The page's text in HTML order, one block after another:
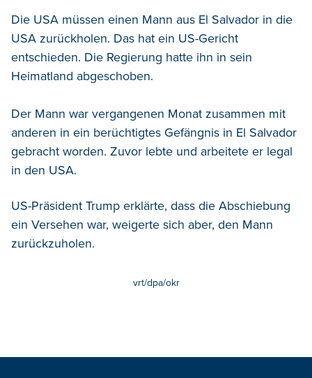
Die USA müssen einen Mann aus El Salvador in die
USA zurückholen. Das hat ein US-Gericht
entschieden. Die Regierung hatte ihn in sein
Heimatland abgeschoben.
Der Mann war vergangenen Monat zusammen mit
anderen in ein berüchtigtes Gefängnis in El Salvador
gebracht worden. Zuvor lebte und arbeitete er legal
in den USA.
US-Präsident Trump erklärte, dass die Abschiebung
ein Versehen war, weigerte sich aber, den Mann
zurückzuholen.
vrt/dpa/okr